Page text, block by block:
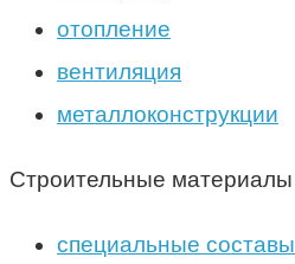
отопление
вентиляция
металлоконструкции
Строительные материалы
специальные составы